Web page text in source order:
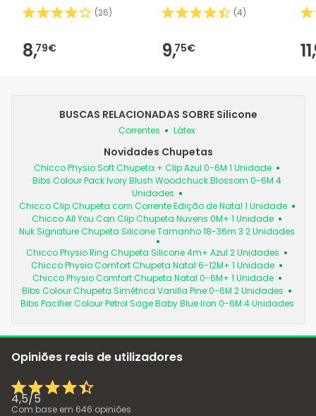
(26)
8,79€
(4)
9,75€ 11,
BUSCAS RELACIONADAS SOBRE Silicone
Correntes Látex
Novidades Chupetas
Chicco Physio Soft Chupeta + Clip Azul 0-6M 1 Unidade
Bibs Colour Pack Ivory Blush Woodchuck Blossom 0-6M 4
Unidades
Chicco Clip Chupeta com Corrente Edição de Natal 1 Unidade
Chicco All You Can Clip Chupeta Nuvens 0M+ 1 Unidade
Nuk Signature Chupeta Silicone Tamanho 18-36m 3 2 Unidades
Chicco Physio Ring Chupeta Silicone 4m+ Azul 2 Unidades
Chicco Physio Comfort Chupeta Natal 6-12M+ 1 Unidade
Chicco Physio Comfort Chupeta Natal 0-6M+ 1 Unidade
Bibs Colour Chupeta Simétrica Vanilla Pine 0-6M 2 Unidades
Bibs Pacifier Colour Petrol Sage Baby Blue Iron 0-6M 4 Unidades
Opiniões reais de utilizadores
4,5/5
Com base em 646 opiniões